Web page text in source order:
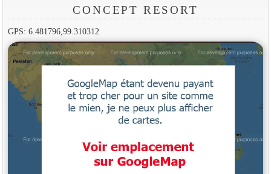
CONCEPT RESORT
GPS: 6.481796,99.310312